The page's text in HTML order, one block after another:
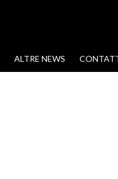
ALTRE NEWS